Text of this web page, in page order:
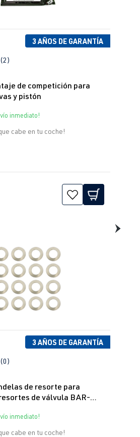
3 AÑOS DE GARANTÍA
de 5 de 5 estrellas
(2)
de competición para
y pistón
inmediato!
cabe en tu coche!
3 AÑOS DE GARANTÍA
de 0 de 5 estrellas
(0)
de resorte para
de válvula BAR-
inmediato!
cabe en tu coche!